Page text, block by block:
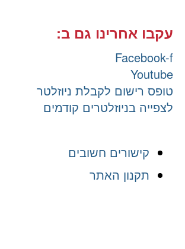
עקבו אחרינו גם ב:
Facebook-f
Youtube
טופס רישום לקבלת ניוזלטר
לצפייה בניוזלטרים קודמים
קישורים חשובים
תקנון האתר